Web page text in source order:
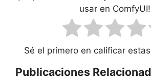
usar en ComfyUI!
Sé el primero en calificar
Publicaciones